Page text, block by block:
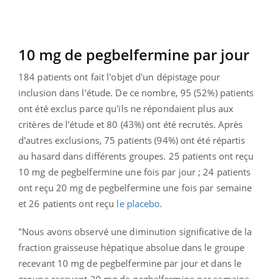
10 mg de pegbelfermine par jour
184 patients ont fait l'objet d'un dépistage pour
inclusion dans l'étude. De ce nombre, 95 (52%) patients
ont été exclus parce qu'ils ne répondaient plus aux
critères de l'étude et 80 (43%) ont été recrutés. Après
d'autres exclusions, 75 patients (94%) ont été répartis
au hasard dans différents groupes. 25 patients ont reçu
10 mg de pegbelfermine une fois par jour ; 24 patients
ont reçu 20 mg de pegbelfermine une fois par semaine
et 26 patients ont reçu le placebo.
"Nous avons observé une diminution significative de la
fraction graisseuse hépatique absolue dans le groupe
recevant 10 mg de pegbelfermine par jour et dans le